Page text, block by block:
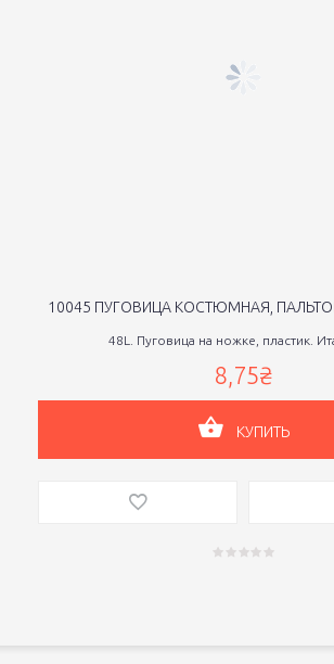
10045 ПУГОВИЦА КОСТЮМНАЯ,
48L. Пуговица на ножке, пластик.
8,75₴
КУПИТЬ